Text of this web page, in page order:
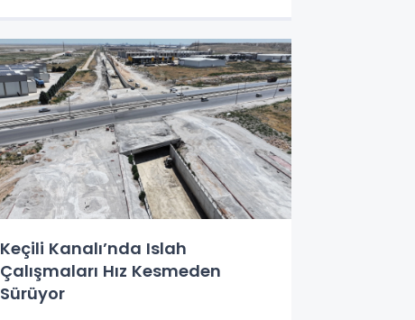
Keçili Kanalı’nda Islah
Çalışmaları Hız Kesmeden
Sürüyor